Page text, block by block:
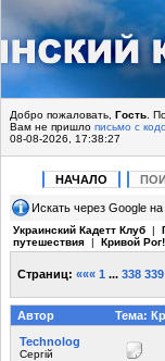
Добро пожаловать, Гость .
Вам не пришло письмо с
08-08-2026, 17:38:27
НАЧАЛО
Искать через Google
Украинский Кадетт Клуб |
путешествия | Кривой Рог!
Страниц: ««« 1 ... 338 339
Автор
Тема:
Technolog
Сергій